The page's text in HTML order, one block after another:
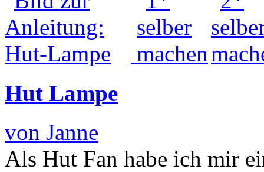
Hut Lampe
von Janne
Als Hut Fan habe ich mir